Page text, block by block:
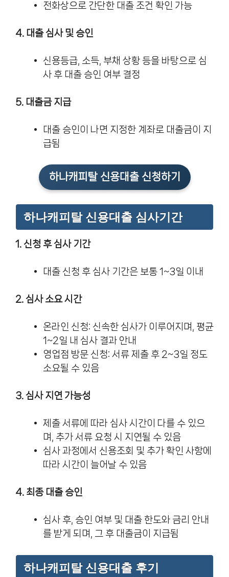
전화상으로 간단한 대출 조건 확인 가능
4. 대출 심사 및 승인
신용등급, 소득, 부채 상황 등을 바탕으로 심
사 후 대출 승인 여부 결정
5. 대출금 지급
대출 승인이 나면 지정한 계좌로 대출금이 지
급됨
하나캐피탈 신용대출 신청하기
하나캐피탈 신용대출 심사기간
1. 신청 후 심사 기간
대출 신청 후 심사 기간은 보통 1~3일 이내
2. 심사 소요 시간
온라인 신청: 신속한 심사가 이루어지며, 평균
1~2일 내 심사 결과 안내
영업점 방문 신청: 서류 제출 후 2~3일 정도
소요될 수 있음
3. 심사 지연 가능성
제출 서류에 따라 심사 시간이 다를 수 있으
며, 추가 서류 요청 시 지연될 수 있음
심사 과정에서 신용조회 및 추가 확인 사항에
따라 시간이 늘어날 수 있음
4. 최종 대출 승인
심사 후, 승인 여부 및 대출 한도와 금리 안내
를 받게 되며, 그 후 대출금이 지급됨
하나캐피탈 신용대출 후기